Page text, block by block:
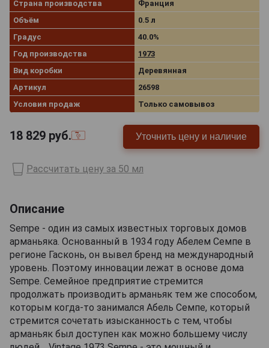
Страна производства
Франция
Объём
0.5 л
Градус
40.0%
Год производства
1973
Вид коробки
Деревянная
Артикул
26598
Условия продаж
Только самовывоз
18 829 руб. Уточнить цену и наличие
Рассчитать цену за 50 мл
Описание
Sempe - один из самых известных торговых домов
арманьяка. Основанный в 1934 году Абелем Семпе в
регионе Гасконь, он вывел бренд на международный
уровень. Поэтому инновации лежат в основе дома
Sempe. Семейное предприятие стремится
продолжать производить арманьяк тем же способом,
которым когда-то занимался Абель Семпе, который
стремится сочетать изысканность с тем, чтобы
арманьяк был доступен как можно большему числу